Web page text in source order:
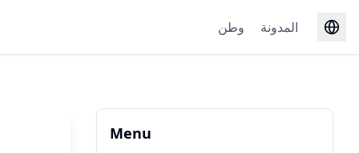
وطن المدونة
Menu